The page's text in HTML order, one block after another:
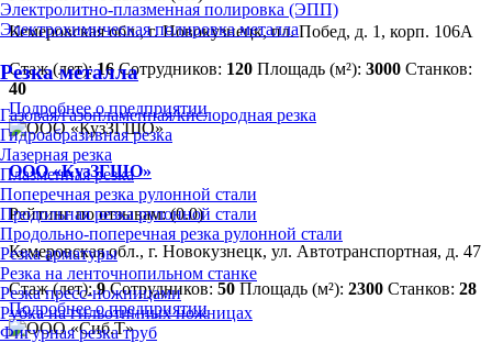
Электролитно-плазменная полировка (ЭПП)
Электрохимическая полировка металла
Резка металла
Газовая/газопламенная/кислородная резка
Гидроабразивная резка
Лазерная резка
Плазменная резка
Поперечная резка рулонной стали
Продольная резка рулонной стали
Продольно-поперечная резка рулонной стали
Резка арматуры
Резка на ленточнопильном станке
Резка пресс-ножницами
Рубка на гильотинных ножницах
Фигурная резка труб
Кемеровская обл., г. Новокузнецк, пл. Побед, д. 1, корп. 106А
Стаж (лет):16 Сотрудников: 120 Площадь (м²): 3000 Станков:
40
Подробнее о предприятии
ООО «КузЗГШО»
Рейтинг по отзывам:(0.0)
Кемеровская обл., г. Новокузнецк, ул. Автотранспортная, д. 47
Стаж (лет):9 Сотрудников: 50 Площадь (м²): 2300 Станков: 28
Подробнее о предприятии